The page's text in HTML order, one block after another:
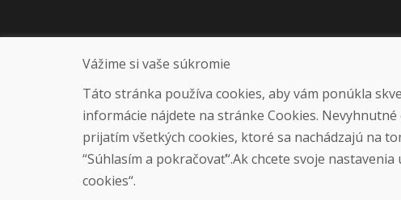
Vážime si vaše súkromie
Táto stránka používa cookies, aby vám ponúkla
informácie nájdete na stránke Cookies.
prijatím všetkých cookies, ktoré sa nachádzajú na
“Súhlasím a pokračovať“.Ak chcete svoje
cookies“.